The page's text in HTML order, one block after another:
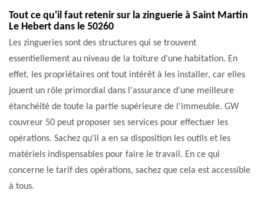
Tout ce qu'il faut retenir sur la zinguerie à Saint Martin
Le Hebert dans le 50260
Les zingueries sont des structures qui se trouvent
essentiellement au niveau de la toiture d'une habitation. En
effet, les propriétaires ont tout intérêt à les installer, car elles
jouent un rôle primordial dans l'assurance d'une meilleure
étanchéité de toute la partie supérieure de l'immeuble. GW
couvreur 50 peut proposer ses services pour effectuer les
opérations. Sachez qu'il a en sa disposition les outils et les
matériels indispensables pour faire le travail. En ce qui
concerne le tarif des opérations, sachez que cela est accessible
à tous.